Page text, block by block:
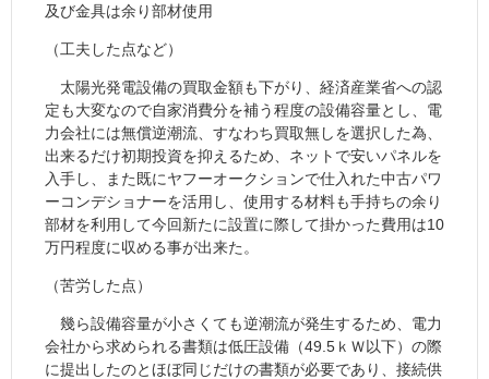
及び金具は余り部材使用
（工夫した点など）
太陽光発電設備の買取金額も下がり、経済産業省への認
定も大変なので自家消費分を補う程度の設備容量とし、電
力会社には無償逆潮流、すなわち買取無しを選択した為、
出来るだけ初期投資を抑えるため、ネットで安いパネルを
入手し、また既にヤフーオークションで仕入れた中古パワ
ーコンデショナーを活用し、使用する材料も手持ちの余り
部材を利用して今回新たに設置に際して掛かった費用は10
万円程度に収める事が出来た。
（苦労した点）
幾ら設備容量が小さくても逆潮流が発生するため、電力
会社から求められる書類は低圧設備（49.5ｋＷ以下）の際
に提出したのとほぼ同じだけの書類が必要であり、接続供